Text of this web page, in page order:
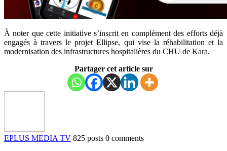
À noter que cette initiative s’inscrit en complément des efforts déjà
engagés à travers le projet Ellipse, qui vise la réhabilitation et la
modernisation des infrastructures hospitalières du CHU de Kara.
Partager cet article sur
EPLUS MEDIA TV 825 posts 0 comments